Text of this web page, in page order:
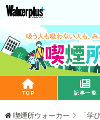
TOP 記事一覧
喫煙所ウォーカー 「学